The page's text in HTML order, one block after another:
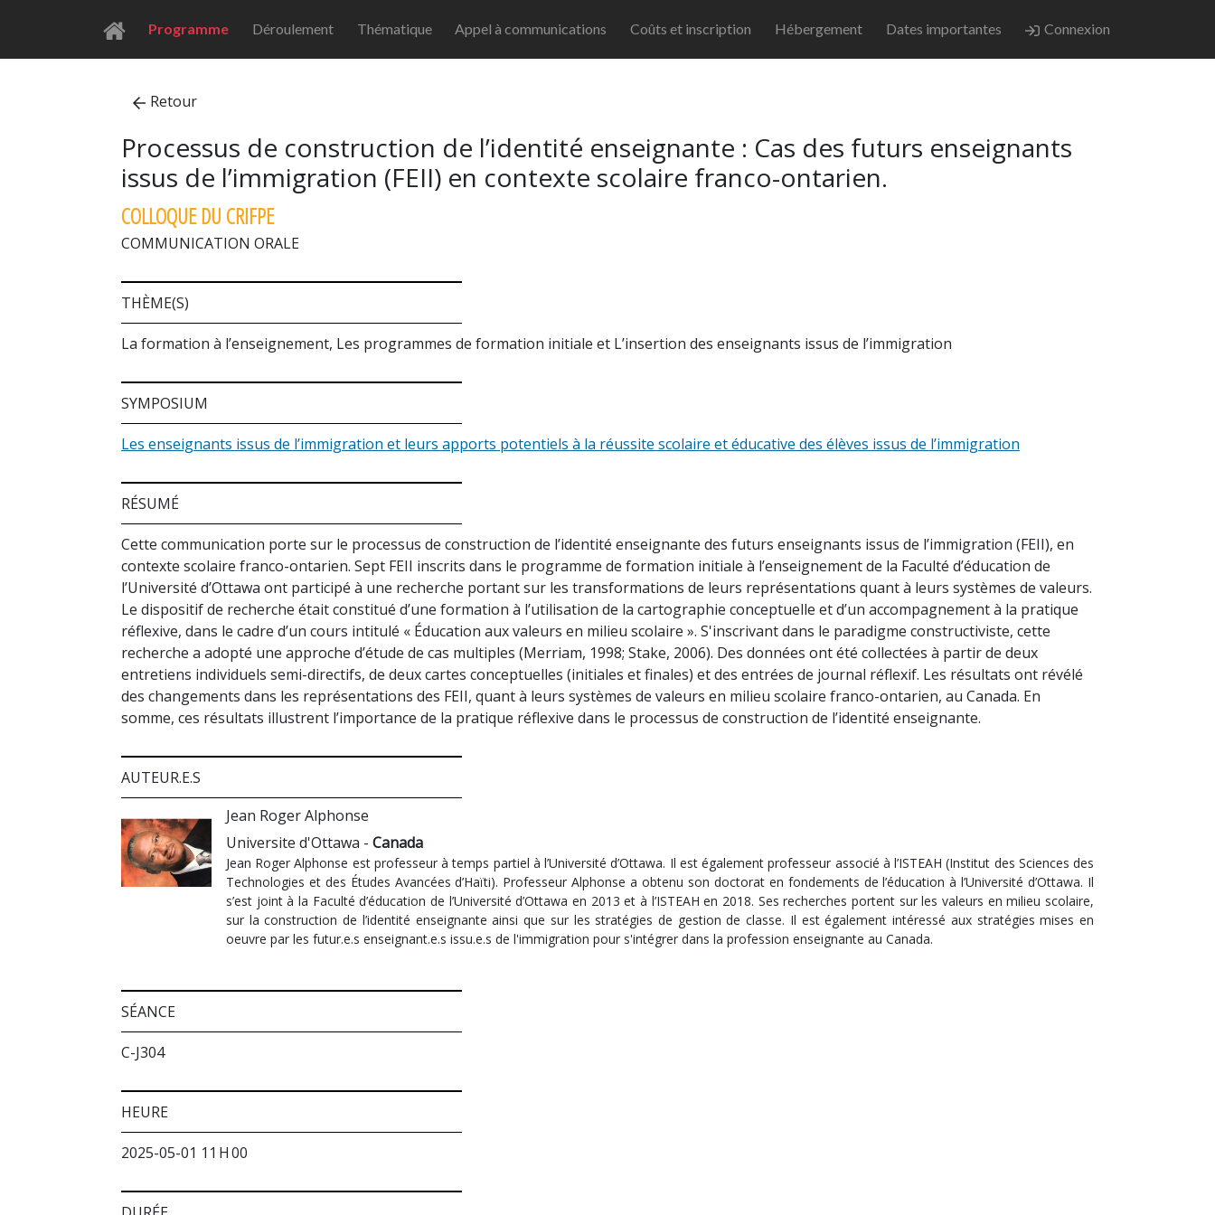
Programme Déroulement Thématique Appel à communications Coûts et inscription Hébergement Dates importantes Connexion
Retour
Processus de construction de l’identité enseignante : Cas des futurs enseignants
issus de l’immigration (FEII) en contexte scolaire franco-ontarien.
COLLOQUE DU CRIFPE
COMMUNICATION ORALE
THÈME(S)
La formation à l’enseignement, Les programmes de formation initiale et L’insertion des enseignants issus de l’immigration
SYMPOSIUM
Les enseignants issus de l’immigration et leurs apports potentiels à la réussite scolaire et éducative des élèves issus de l’immigration
RÉSUMÉ
Cette communication porte sur le processus de construction de l’identité enseignante des futurs enseignants issus de l’immigration (FEII), en
contexte scolaire franco-ontarien. Sept FEII inscrits dans le programme de formation initiale à l’enseignement de la Faculté d’éducation de
l’Université d’Ottawa ont participé à une recherche portant sur les transformations de leurs représentations quant à leurs systèmes de valeurs.
Le dispositif de recherche était constitué d’une formation à l’utilisation de la cartographie conceptuelle et d’un accompagnement à la pratique
réflexive, dans le cadre d’un cours intitulé « Éducation aux valeurs en milieu scolaire ». S'inscrivant dans le paradigme constructiviste, cette
recherche a adopté une approche d’étude de cas multiples (Merriam, 1998; Stake, 2006). Des données ont été collectées à partir de deux
entretiens individuels semi-directifs, de deux cartes conceptuelles (initiales et finales) et des entrées de journal réflexif. Les résultats ont révélé
des changements dans les représentations des FEII, quant à leurs systèmes de valeurs en milieu scolaire franco-ontarien, au Canada. En
somme, ces résultats illustrent l’importance de la pratique réflexive dans le processus de construction de l’identité enseignante.
AUTEUR.E.S
Jean Roger Alphonse
Universite d'Ottawa - Canada
Jean Roger Alphonse est professeur à temps partiel à l’Université d’Ottawa. Il est également professeur associé à l’ISTEAH (Institut des Sciences des
Technologies et des Études Avancées d’Haïti). Professeur Alphonse a obtenu son doctorat en fondements de l’éducation à l’Université d’Ottawa. Il
s’est joint à la Faculté d’éducation de l’Université d’Ottawa en 2013 et à l’ISTEAH en 2018. Ses recherches portent sur les valeurs en milieu scolaire,
sur la construction de l’identité enseignante ainsi que sur les stratégies de gestion de classe. Il est également intéressé aux stratégies mises en
oeuvre par les futur.e.s enseignant.e.s issu.e.s de l'immigration pour s'intégrer dans la profession enseignante au Canada.
SÉANCE
C-J304
HEURE
2025-05-01 11 H 00